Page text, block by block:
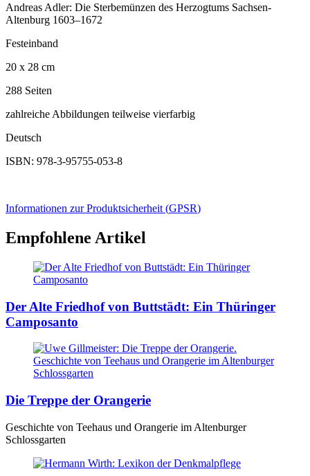
Andreas Adler: Die Sterbemünzen des Herzogtums Sachsen-
Altenburg 1603–1672
Festeinband
20 x 28 cm
288 Seiten
zahlreiche Abbildungen teilweise vierfarbig
Deutsch
ISBN: 978-3-95755-053-8
Informationen zur Produktsicherheit (GPSR)
Empfohlene Artikel
Der Alte Friedhof von Buttstädt: Ein Thüringer
Camposanto
Die Treppe der Orangerie
Geschichte von Teehaus und Orangerie im Altenburger
Schlossgarten